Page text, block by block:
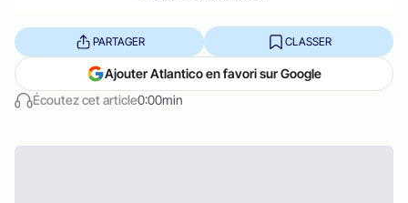
Écoutez cet article0:00min
PARTAGER CLASSER
Ajouter Atlantico en favori sur Google